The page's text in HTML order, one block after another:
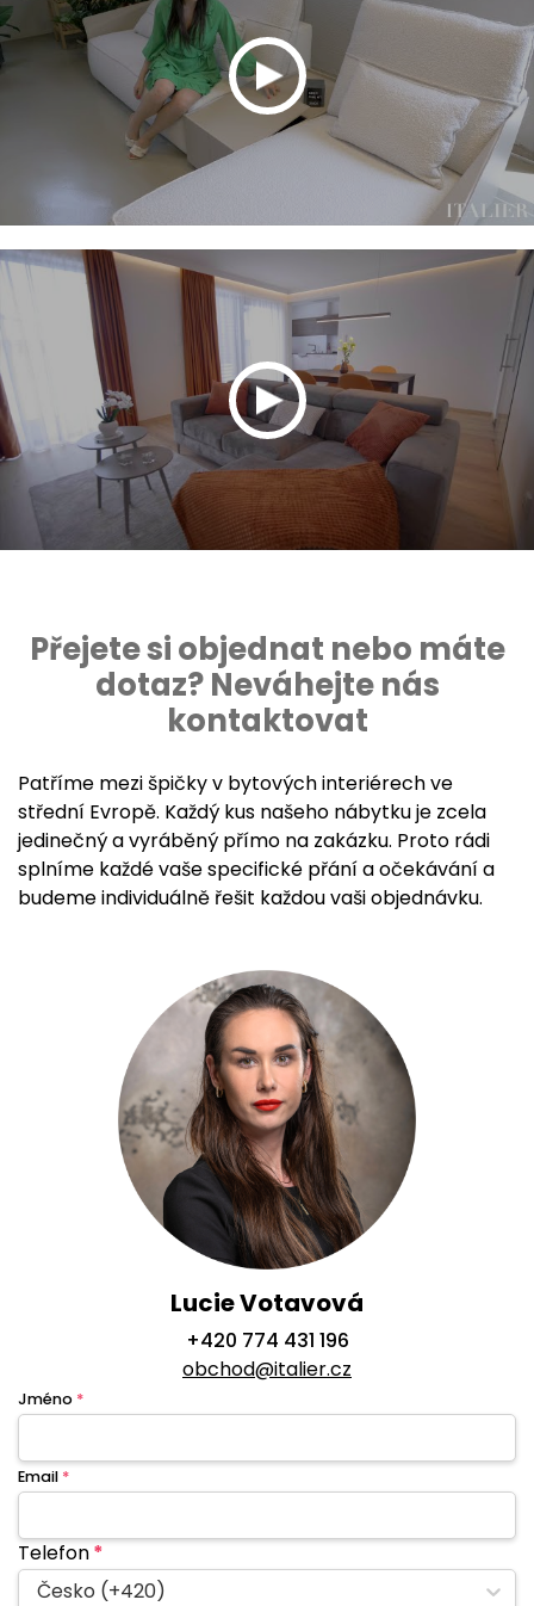
Přejete si objednat nebo máte
dotaz? Neváhejte nás
kontaktovat
Patříme mezi špičky v bytových interiérech ve
střední Evropě. Každý kus našeho nábytku je zcela
jedinečný a vyráběný přímo na zakázku. Proto rádi
splníme každé vaše specifické přání a očekávání a
budeme individuálně řešit každou vaši objednávku.
Lucie Votavová
+420 774 431 196
obchod@italier.cz
Jméno *
Email *
Telefon*
Česko (+420)